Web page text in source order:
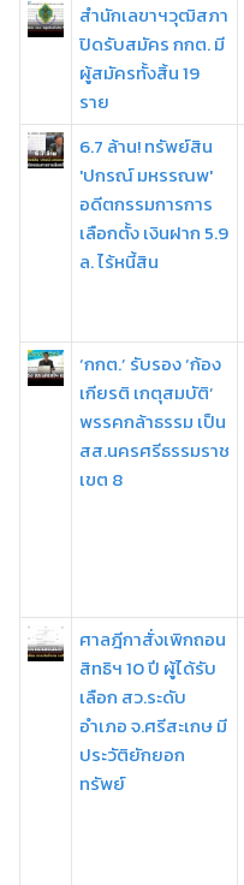
สำนักเลขาฯวุฒิสภา
ปิดรับสมัคร กกต. มี
ผู้สมัครทั้งสิ้น 19
ราย
6.7 ล้าน! ทรัพย์สิน
'ปกรณ์ มหรรณพ'
อดีตกรรมการการ
เลือกตั้ง เงินฝาก 5.9
ล. ไร้หนี้สิน
‘กกต.’ รับรอง ‘ก้อง
เกียรติ เกตุสมบัติ’
พรรคกล้าธรรม เป็น
สส.นครศรีธรรมราช
เขต 8
ศาลฎีกาสั่งเพิกถอน
สิทธิฯ 10 ปี ผู้ได้รับ
เลือก สว.ระดับ
อำเภอ จ.ศรีสะเกษ มี
ประวัติยักยอก
ทรัพย์